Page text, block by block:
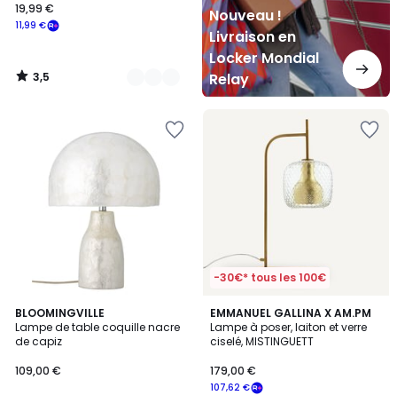
11,99 €
19,99 €
3,5
/
Nouveau !
Livraison en
Locker Mondial
Relay
BLOOMINGVILLE
Lampe de table coquille nacre
de capiz
109,00 €
-30€* tous les 100€
EMMANUEL GALLINA X AM.PM
Lampe à poser, laiton et verre
ciselé, MISTINGUETT
107,62 €
179,00 €
4
/
5